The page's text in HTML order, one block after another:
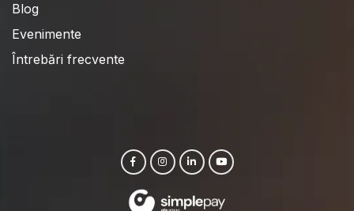
Blog
Evenimente
Întrebări frecvente